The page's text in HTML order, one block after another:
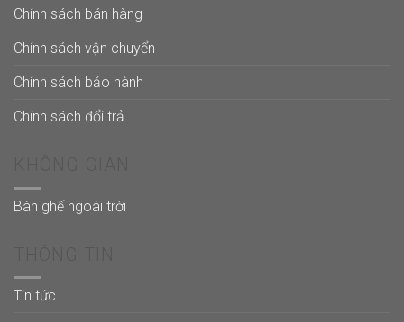
Chính sách bán hàng
Chính sách vận chuyển
Chính sách bảo hành
Chính sách đổi trả
Bàn ghế ngoài trời
Tin tức